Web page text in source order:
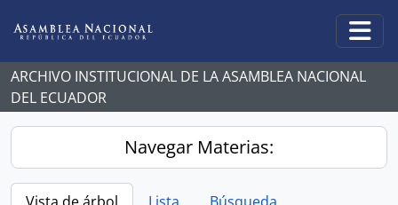
ARCHIVO INSTITUCIONAL DE LA ASAMBLEA NACIONAL
DEL ECUADOR
Navegar Materias: